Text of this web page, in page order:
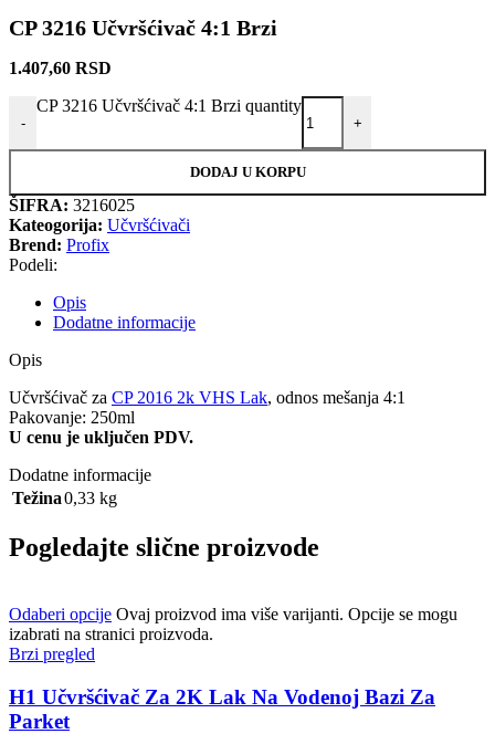
CP 3216 Učvršćivač 4:1 Brzi
1.407,60 RSD
-
CP 3216 Učvršćivač 4:1 Brzi quantity
+
DODAJ U KORPU
ŠIFRA: 3216025
Kateogorija: Učvršćivači
Brend: Profix
Podeli:
Opis
Dodatne informacije
Opis
Učvršćivač za CP 2016 2k VHS Lak, odnos mešanja 4:1
Pakovanje: 250ml
U cenu je uključen PDV.
Dodatne informacije
Težina0,33 kg
Pogledajte slične proizvode
Odaberi opcije Ovaj proizvod ima više varijanti. Opcije se mogu
izabrati na stranici proizvoda.
Brzi pregled
H1 Učvršćivač Za 2K Lak Na Vodenoj Bazi Za
Parket